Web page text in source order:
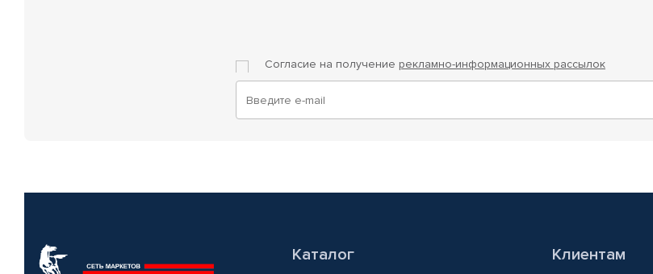
Согласие на получение рекламно-информационных рассылок
Каталог Клиентам